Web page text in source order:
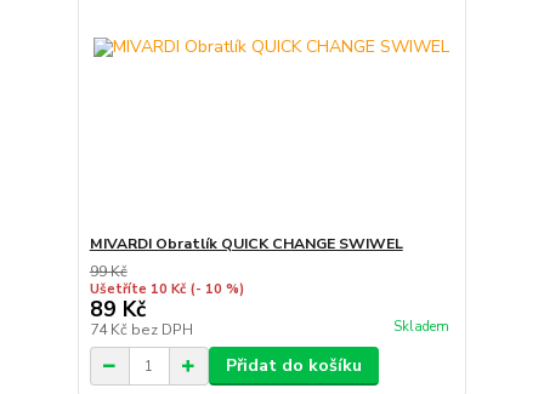
MIVARDI Obratlík QUICK CHANGE SWIWEL
99 Kč
Ušetříte 10 Kč (- 10 %)
89 Kč
74 Kč bez DPH Skladem
Přidat do košíku